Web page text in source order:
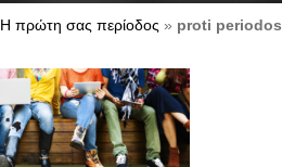
Η πρώτη σας περίοδος » proti periodos